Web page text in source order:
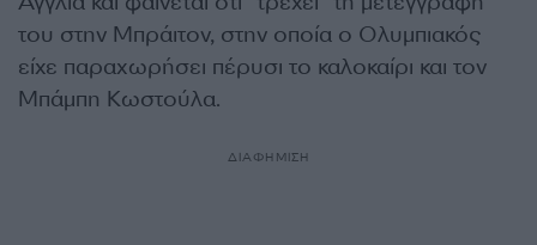
του στην Μπράιτον, στην οποία ο Ολυμπιακός
είχε παραχωρήσει πέρυσι το καλοκαίρι και τον
Μπάμπη Κωστούλα.
ΔΙΑΦΗΜΙΣΗ